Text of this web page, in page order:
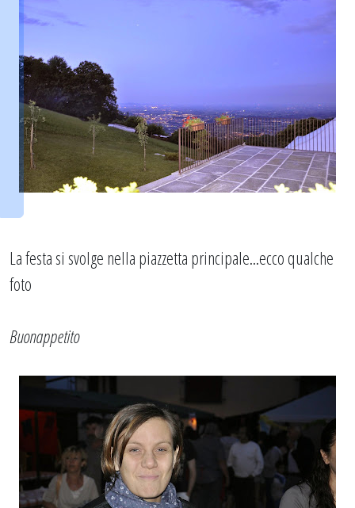
La festa si svolge nella piazzetta principale...ecco qualche
foto
Buonappetito